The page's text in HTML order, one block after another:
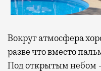
Вокруг атмосфера
разве что вместо
Под открытым небом